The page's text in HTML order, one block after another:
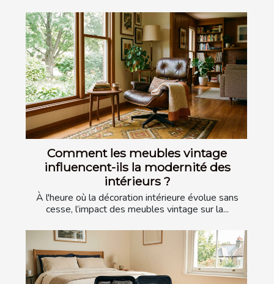
Comment les meubles vintage
influencent-ils la modernité des
intérieurs ?
À l'heure où la décoration intérieure évolue sans
cesse, l’impact des meubles vintage sur la...